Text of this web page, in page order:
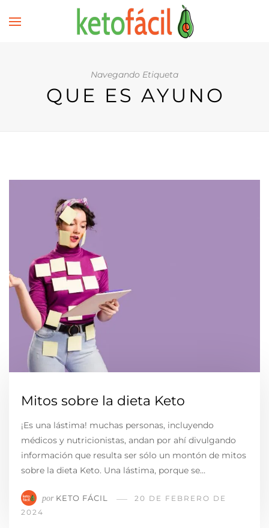
Navegando Etiqueta
QUE ES AYUNO
Mitos sobre la dieta Keto
¡Es una lástima! muchas personas, incluyendo
médicos y nutricionistas, andan por ahí divulgando
información que resulta ser sólo un montón de mitos
sobre la dieta Keto. Una lástima, porque se…
por KETO FÁCIL
20 DE FEBRERO DE
2024